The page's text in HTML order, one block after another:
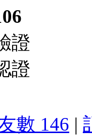
證
證
數 146 |